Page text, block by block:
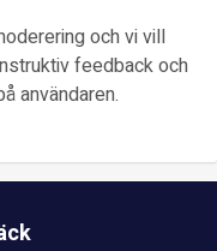
och vi vill
feedback och
användaren.